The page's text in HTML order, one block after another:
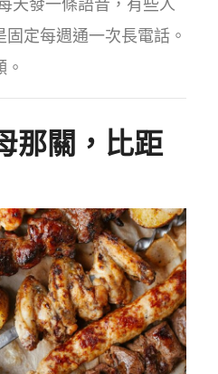
天發一條語音，有些人
定每週通一次長電話。
那關，比距